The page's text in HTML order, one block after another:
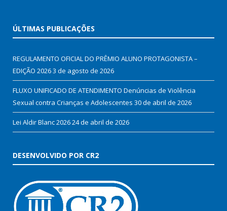
ÚLTIMAS PUBLICAÇÕES
REGULAMENTO OFICIAL DO PRÊMIO ALUNO PROTAGONISTA –
EDIÇÃO 20263 de agosto de 2026
FLUXO UNIFICADO DE ATENDIMENTO Denúncias de Violência
Sexual contra Crianças e Adolescentes 30 de abril de 2026
Lei Aldir Blanc 202624 de abril de 2026
DESENVOLVIDO POR CR2